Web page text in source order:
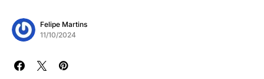
Felipe Martins
11/10/2024